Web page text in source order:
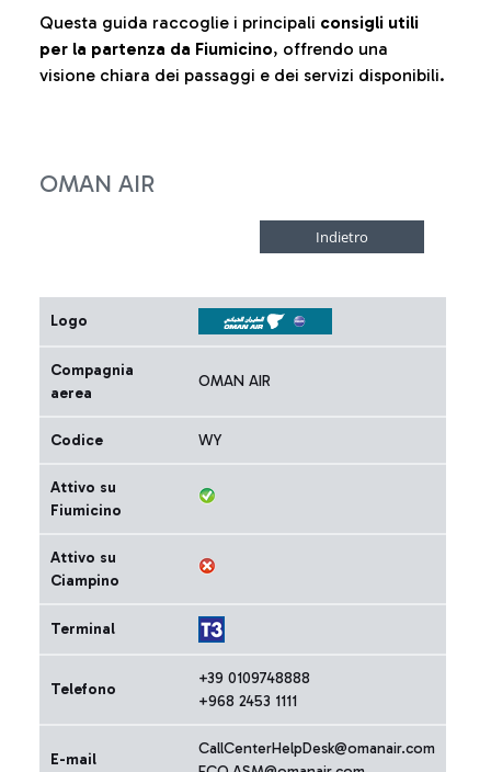
Questa guida raccoglie i principali consigli utili
per la partenza da Fiumicino, offrendo una
visione chiara dei passaggi e dei servizi disponibili.
OMAN AIR
Logo
Compagnia
aerea
OMAN AIR
Codice WY
Attivo su
Fiumicino
Attivo su
Ciampino
Terminal
Telefono
+39 0109748888
+968 2453 1111
E-mail
CallCenterHelpDesk@omanair.com